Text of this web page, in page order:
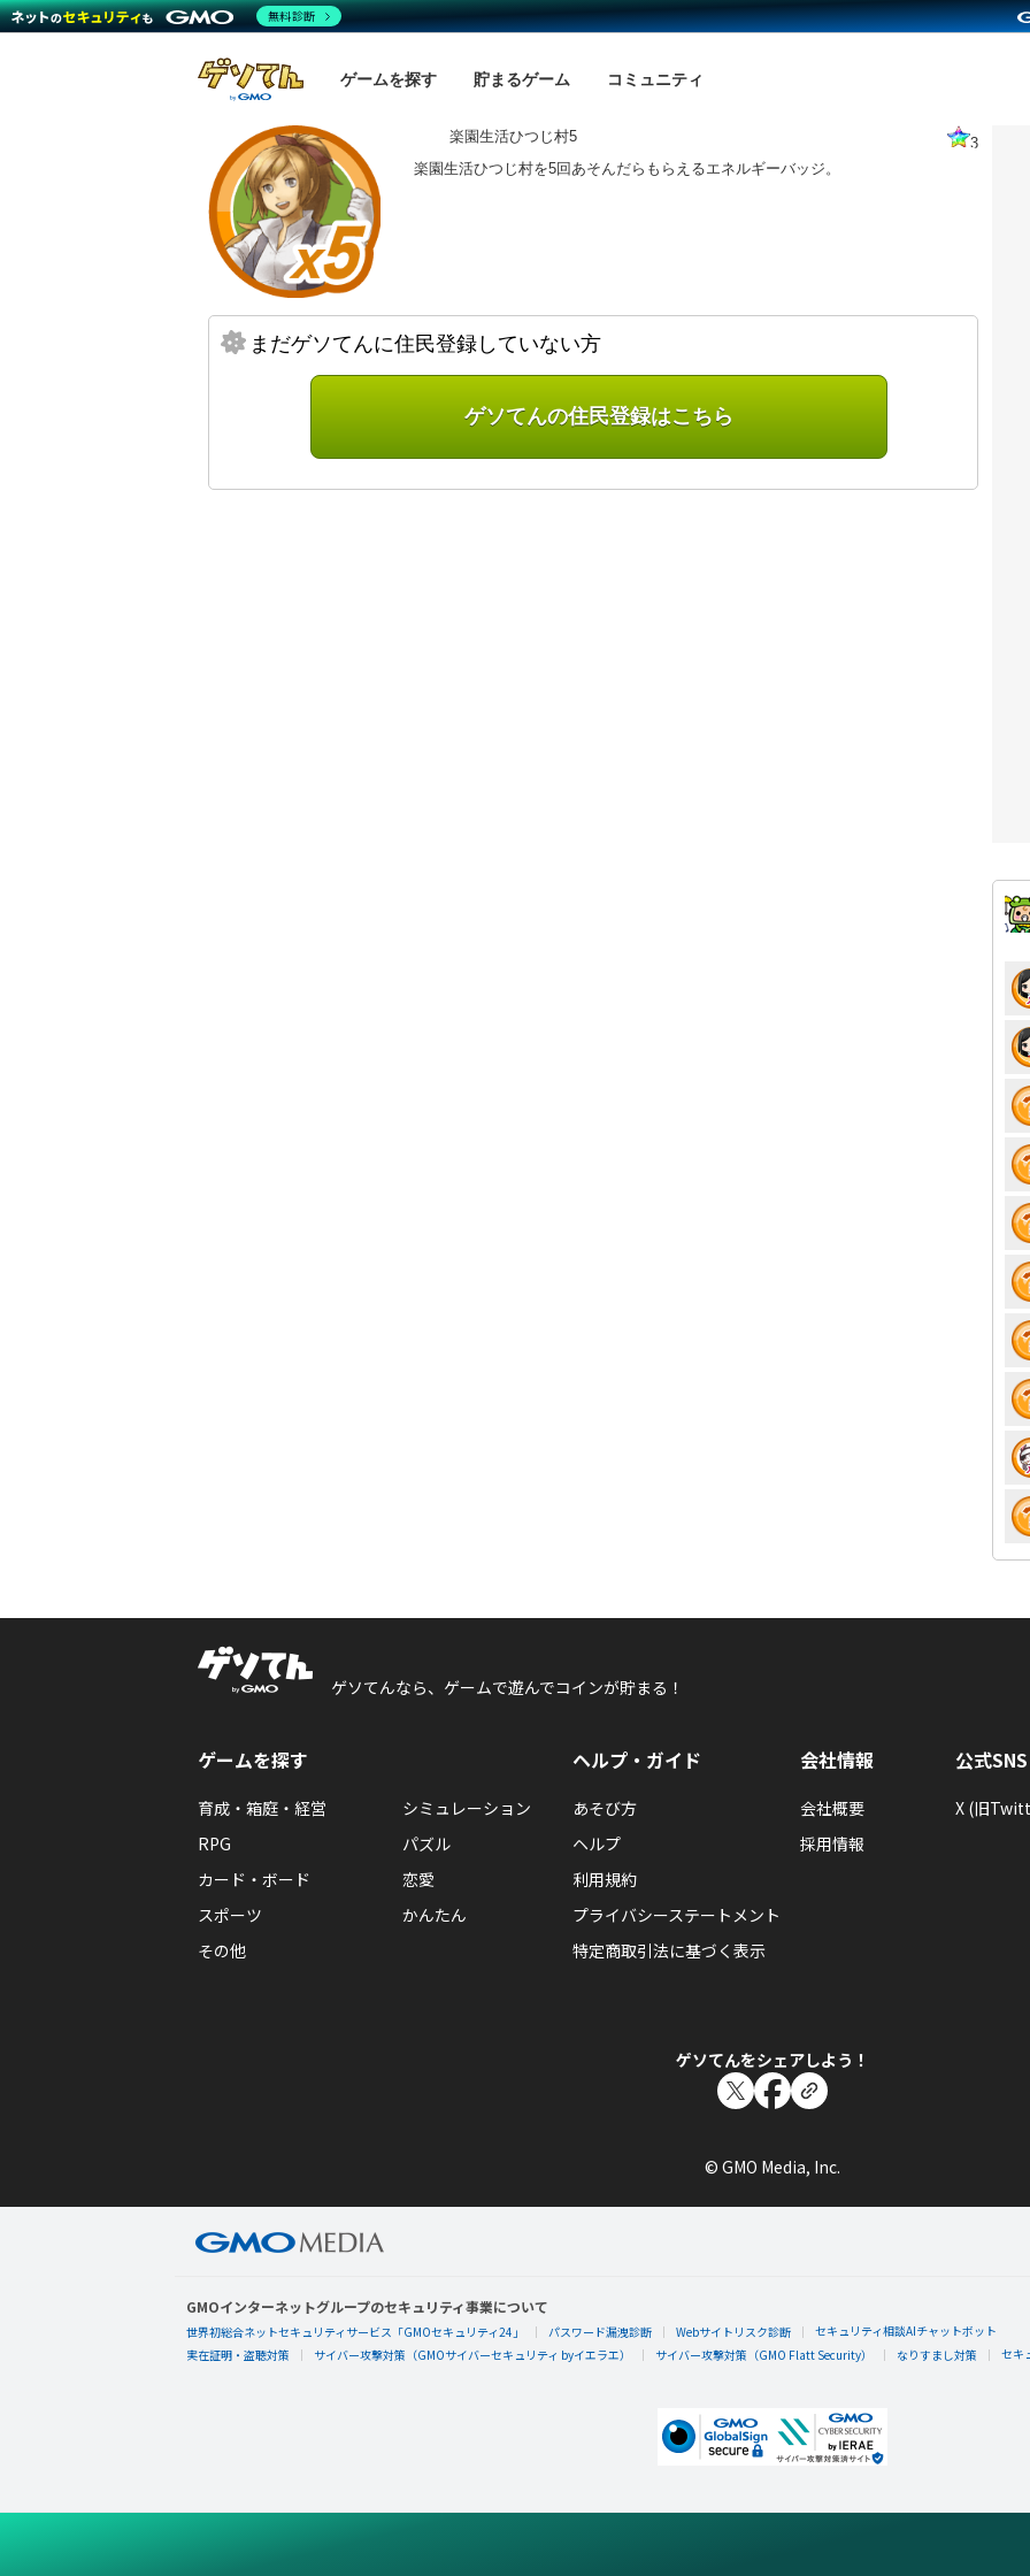
ゲームを探す 貯まるゲーム コミュニティ
楽園生活ひつじ村5
3
楽園生活ひつじ村を5回あそんだらもらえるエネルギーバッジ。
まだゲソてんに住民登録していない方
ゲソてんの住民登録はこちら
ゲソてんなら、ゲームで遊んでコインが貯まる！
ゲームを探す
育成・箱庭・経営
シミュレーション
RPG
パズル
カード・ボード
恋愛
スポーツ
かんたん
その他
ヘルプ・ガイド
あそび方
ヘルプ
利用規約
プライバシーステートメント
特定商取引法に基づく表示
会社情報
会社概要
採用情報
公式SNS
X (旧
ゲソてんをシェアしよう！
© GMO Media, Inc.
GMOインターネットグループのセキュリティ事業について
世界初総合ネットセキュリティサービス「GMOセキュリティ24」 パスワード漏洩診断 Webサイトリスク診断
セキュリティ相談AIチャットボット
実在証明・盗聴対策
サイバー攻撃対策（GMOサイバーセキュリティ byイエラエ） サイバー攻撃対策（GMO Flatt Security） なりすまし対策 セキ
無料診断